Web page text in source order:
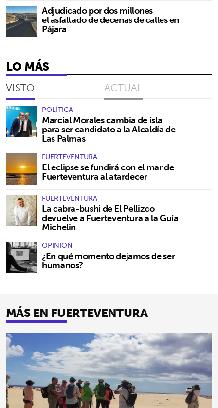
Adjudicado por dos millones
el asfaltado de decenas de calles en
Pájara
LO MÁS
VISTO ACTUAL
POLÍTICA
Marcial Morales cambia de isla
para ser candidato a la Alcaldía de
Las Palmas
FUERTEVENTURA
El eclipse se fundirá con el mar de
Fuerteventura al atardecer
FUERTEVENTURA
La cabra-bushi de El Pellizco
devuelve a Fuerteventura a la Guía
Michelin
OPINIÓN
¿En qué momento dejamos de ser
humanos?
MÁS EN FUERTEVENTURA